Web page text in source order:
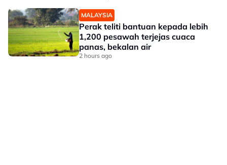
MALAYSIA
Perak teliti bantuan kepada lebih
1,200 pesawah terjejas cuaca
panas, bekalan air
2 hours ago